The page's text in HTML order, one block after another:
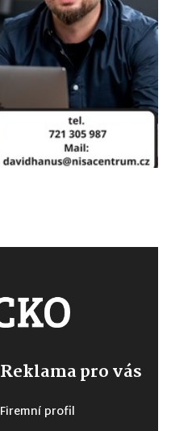
Reklama pro vás
Firemní profil